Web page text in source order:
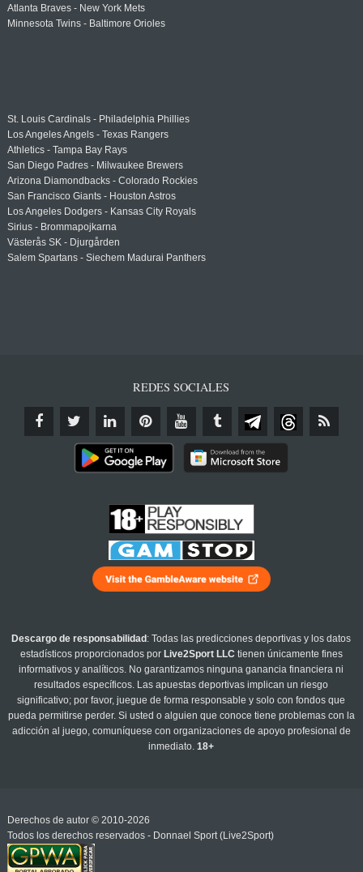
Atlanta Braves - New York Mets
Minnesota Twins - Baltimore Orioles
St. Louis Cardinals - Philadelphia Phillies
Los Angeles Angels - Texas Rangers
Athletics - Tampa Bay Rays
San Diego Padres - Milwaukee Brewers
Arizona Diamondbacks - Colorado Rockies
San Francisco Giants - Houston Astros
Los Angeles Dodgers - Kansas City Royals
Sirius - Brommapojkarna
Västerås SK - Djurgården
Salem Spartans - Siechem Madurai Panthers
REDES SOCIALES
Descargo de responsabilidad : Todas las predicciones deportivas y los datos
estadísticos proporcionados por Live2Sport LLC tienen únicamente fines
informativos y analíticos. No garantizamos ninguna ganancia financiera ni
resultados específicos. Las apuestas deportivas implican un riesgo
significativo; por favor, juegue de forma responsable y solo con fondos que
pueda permitirse perder. Si usted o alguien que conoce tiene problemas con la
adicción al juego, comuníquese con organizaciones de apoyo profesional de
inmediato.18+
Derechos de autor © 2010-2026
Todos los derechos reservados - Donnael Sport (Live2Sport)